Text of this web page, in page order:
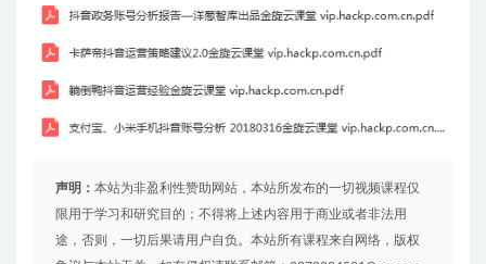
声明： 本站为非盈利性赞助网站，本站所发布的一切视频课程仅
限用于学习和研究目的；不得将上述内容用于商业或者非法用
途，否则，一切后果请用户自负。本站所有课程来自网络，版权